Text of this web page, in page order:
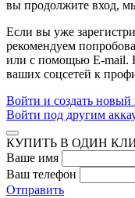
вы продолжите вход,
Если вы уже
рекомендуем попробовать
или с помощью E-mail.
Войти и создать
Войти под другим
КУПИТЬ В ОДИН
Ваше имя
Ваш телефон
Отправить